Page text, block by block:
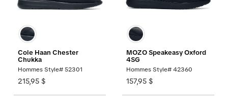
Cole Haan Chester
Chukka
Hommes Style# 52301
215,95 $
MOZO Speakeasy Oxford
4SG
Hommes Style# 42360
157,95 $